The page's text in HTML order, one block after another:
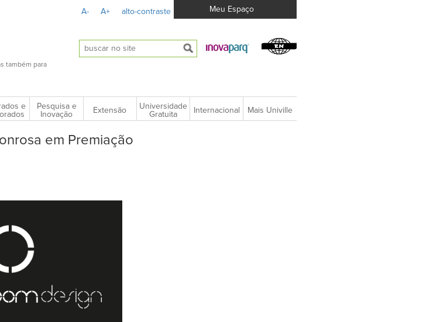
A- A+ alto-contraste Meu Espaço
também para
e
Pesquisa e
Inovação
Extensão
Universidade
Gratuita
Internacional Mais Univille
em Premiação